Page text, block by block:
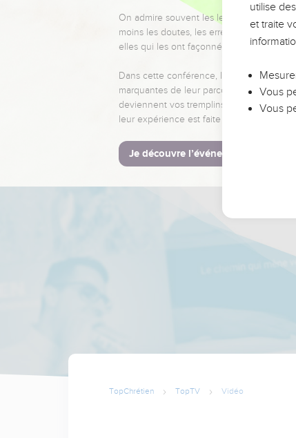
On admire souvent les leaders pour leurs
moins les doutes, les erreurs et les
elles qui les ont façonnés.
Dans cette conférence, leaders,
marquantes de leur parcours et les clés
deviennent vos tremplins. Que vous
leur expérience est faite pour vous.
Je découvre l’événement
TopChrétien TopTV Vidéo
utilise
et traite
Vous
Vous